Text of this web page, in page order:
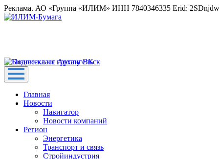
Реклама. АО «Группа «ИЛИМ» ИНН 7840346335 Erid:
Главная
Новости
Навигатор
Новости компаний
Регион
Энергетика
Транспорт и связь
Стройиндустрия